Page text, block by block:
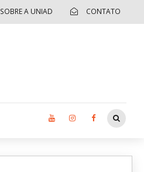
SOBRE A UNIAD CONTATO